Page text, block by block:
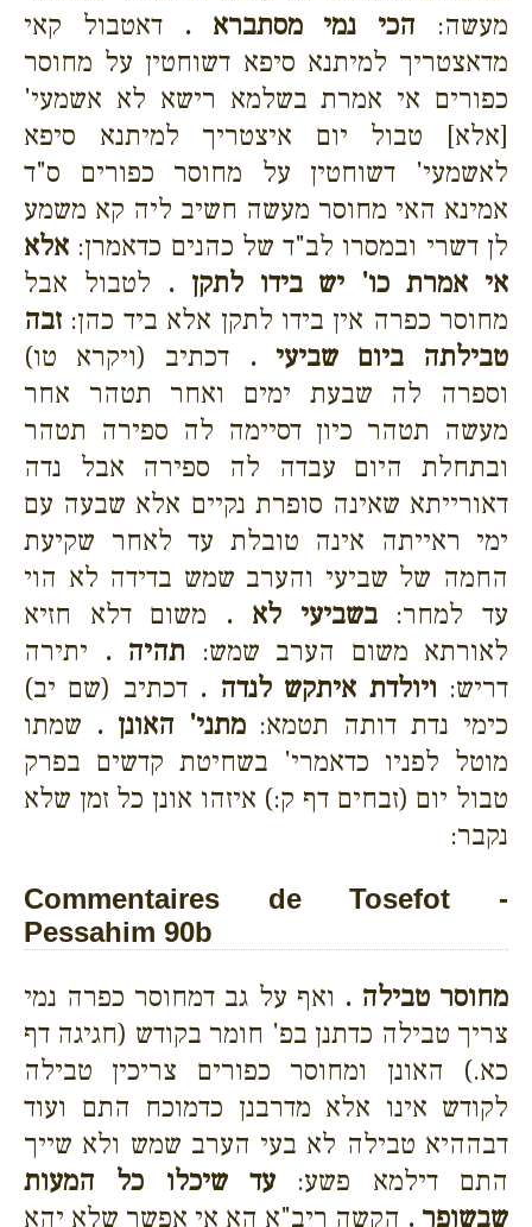
מעשה: הכי נמי מסתברא . דאטבול קאי
מדאצטריך למיתנא סיפא דשוחטין על מחוסר
כפורים אי אמרת בשלמא רישא לא אשמעי'
[אלא] טבול יום איצטריך למיתנא סיפא
לאשמעי' דשוחטין על מחוסר כפורים ס"ד
אמינא האי מחוסר מעשה חשיב ליה קא משמע
לן דשרי ובמסרו לב"ד של כהנים כדאמרן: אלא
אי אמרת כו' יש בידו לתקן . לטבול אבל
מחוסר כפרה אין בידו לתקן אלא ביד כהן: זבה
טבילתה ביום שביעי . דכתיב (ויקרא טו)
וספרה לה שבעת ימים ואחר תטהר אחר
מעשה תטהר כיון דסיימה לה ספירה תטהר
ובתחלת היום עבדה לה ספירה אבל נדה
דאורייתא שאינה סופרת נקיים אלא שבעה עם
ימי ראייתה אינה טובלת עד לאחר שקיעת
החמה של שביעי והערב שמש בדידה לא הוי
עד למחר:בשביעי לא . משום דלא חזיא
לאורתא משום הערב שמש: תהיה . יתירה
דריש: ויולדת איתקש לנדה . דכתיב (שם יב)
כימי נדת דותה תטמא:מתני' האונן . שמתו
מוטל לפניו כדאמרי' בשחיטת קדשים בפרק
טבול יום (זבחים דף ק:) איזהו אונן כל זמן שלא
נקבר:
Commentaires de Tosefot -
Pessahim 90b
מחוסר טבילה . ואף על גב דמחוסר כפרה נמי
צריך טבילה כדתנן בפ' חומר בקודש (חגיגה דף
כא.) האונן ומחוסר כפורים צריכין טבילה
לקודש אינו אלא מדרבנן כדמוכח התם ועוד
דבההיא טבילה לא בעי הערב שמש ולא שייך
התם דילמא פשע: עד שיכלו כל המעות
שבשופר . הקשה ריב"א הא אי אפשר שלא יהא